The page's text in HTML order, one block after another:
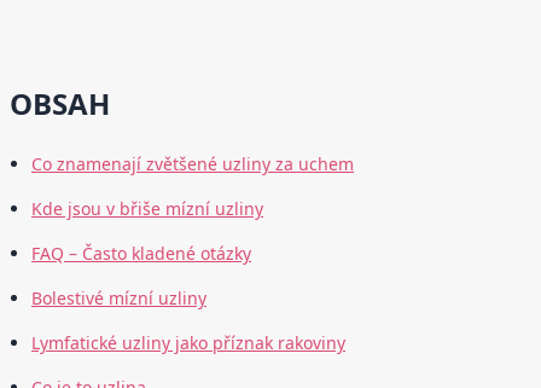
OBSAH
Co znamenají zvětšené uzliny za uchem
Kde jsou v břiše mízní uzliny
FAQ – Často kladené otázky
Bolestivé mízní uzliny
Lymfatické uzliny jako příznak rakoviny